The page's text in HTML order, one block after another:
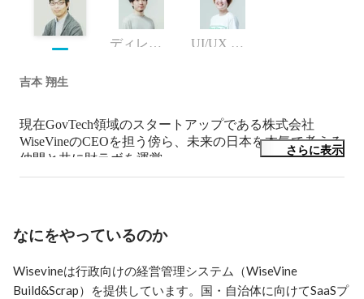
ディレクター UI/UX デザイナー
吉本 翔生
現在GovTech領域のスタートアップである株式会社
WiseVineのCEOを担う傍ら、未来の日本を本気で考える
仲間と共に財ラボを運営。
慶應義塾大学を卒業後、2011年に野村総合研究所コンサ
ティングに従事。本業の傍ら、慶応義塾大学で途上国の
自治体職員向けに気候変動政策に係る講義を担当。2018
さらに表示
なにをやっているのか
Wisevineは行政向けの経営管理システム（WiseVine
Build&Scrap）を提供しています。国・自治体に向けてSaaSプ